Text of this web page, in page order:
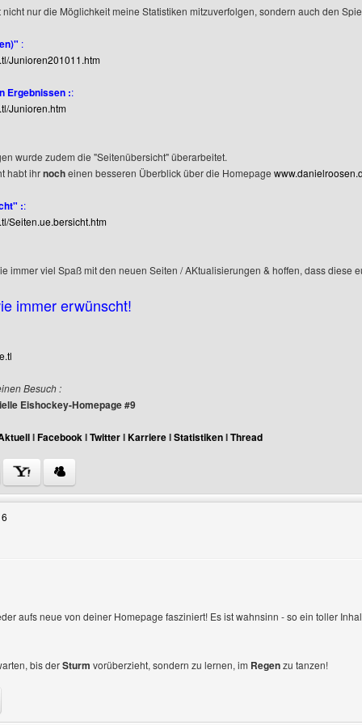
nicht nur die Möglichkeit meine Statistiken mitzuverfolgen, sondern auch den
:
Junioren201011.htm
Ergebnissen ::
Junioren.htm
wurde zudem die "Seitenübersicht" überarbeitet.
habt ihrnocheinen besseren Überblick über die Homepage
::
Seiten.ue.bersicht.htm
immer viel Spaß mit den neuen Seiten / AKtualisierungen & hoffen, dass diese
immer erwünscht!
Besuch :
Eishockey-Homepage #9
IFacebookITwitterIKarriereIStatistikenIThread
besuchen: danielroosen
aufs neue von deiner Homepage fasziniert! Es ist wahnsinn - so ein toller
bis derSturm vorüberzieht, sondern zu lernen, im Regenzu tanzen!